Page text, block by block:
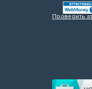
Проверить